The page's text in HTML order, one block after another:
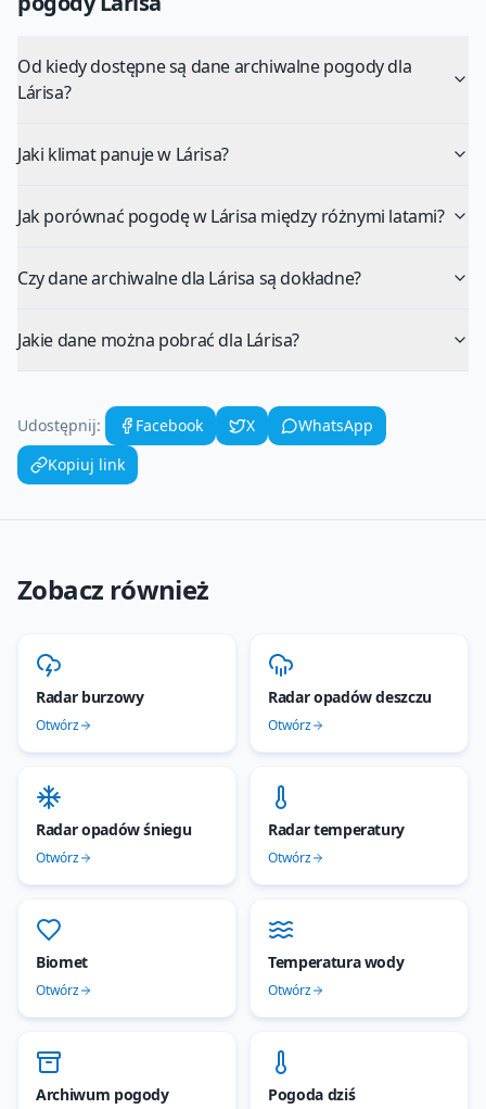
Od kiedy dostępne są dane archiwalne pogody dla
Lárisa?
Jaki klimat panuje w Lárisa?
Jak porównać pogodę w Lárisa między różnymi latami?
Czy dane archiwalne dla Lárisa są dokładne?
Jakie dane można pobrać dla Lárisa?
Udostępnij: Facebook X
WhatsApp
Kopiuj link
Zobacz również
Radar burzowy
Otwórz
Radar opadów deszczu
Otwórz
Radar opadów śniegu
Otwórz
Radar temperatury
Otwórz
Biomet
Otwórz
Temperatura wody
Otwórz
Archiwum pogody Pogoda dziś